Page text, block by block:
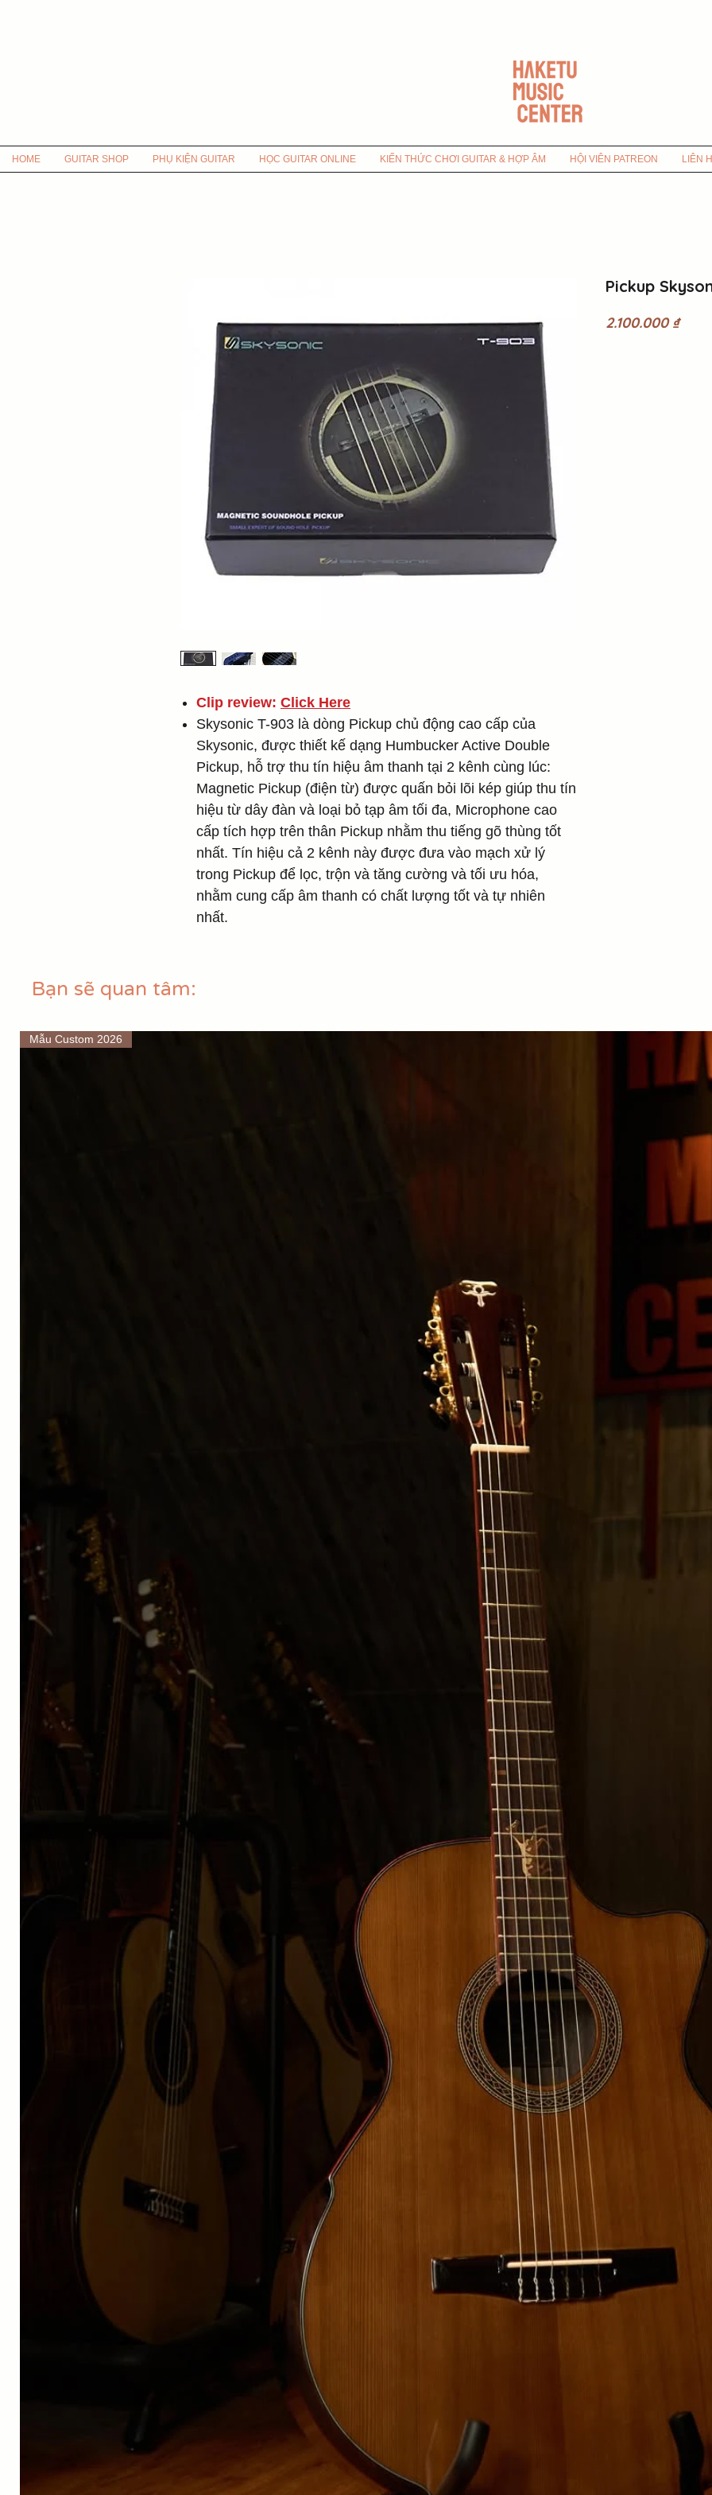
HOME GUITAR SHOP PHỤ KIỆN GUITAR HỌC GUITAR ONLINE KIẾN THỨC CHƠI GUITAR & HỢP ÂM HỘI VIÊN PATREON LIÊN
Clip review: Click Here
Skysonic T-903 là dòng Pickup chủ động cao cấp của
Skysonic, được thiết kế dạng Humbucker Active Double
Pickup, hỗ trợ thu tín hiệu âm thanh tại 2 kênh cùng lúc:
Magnetic Pickup (điện từ) được quấn bỏi lõi kép giúp thu tín
hiệu từ dây đàn và loại bỏ tạp âm tối đa, Microphone cao
cấp tích hợp trên thân Pickup nhằm thu tiếng gõ thùng tốt
nhất. Tín hiệu cả 2 kênh này được đưa vào mạch xử lý
trong Pickup để lọc, trộn và tăng cường và tối ưu hóa,
nhằm cung cấp âm thanh có chất lượng tốt và tự nhiên
nhất.
Pickup
2.100.000 ₫Giá
Bạn sẽ quan tâm:
Mẫu Custom 2026